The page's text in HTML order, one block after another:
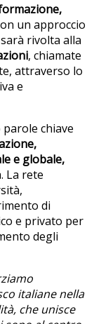
un approccio
rivolta alla
, chiamate
attraverso lo
e
parole chiave
e globale,
La rete
di
e privato per
degli
italiane nella
che unisce